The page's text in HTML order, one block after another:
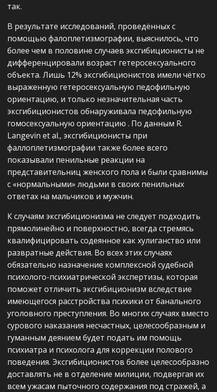
так.
В результате исследований, проведённых с
помощью фалоплетизмографии, выяснилось, что
более чем в половине случаев эксгибиционисты не
дифференцировали возраст гетеросексуального
объекта. Лишь 12% эксгибиционистов имели чётко
выраженную гетеросексуальную педофильную
ориентацию, и только незначительная часть
эксгибиционистов обнаруживала педофильную
гомосексуальную ориентацию . По данным R.
Langevin et al., эксгибиционисты при
фаллоплетизмографии также более всего
показывали пенильные реакции на
представительниц женского пола и были сравнимы
с «нормальными» людьми в своих пенильных
ответах на мальчиков и мужчин.
К случаям эксгибиционизма не следует подходить
прямолинейно и поверхностно, всегда стремясь
квалифицировать содеянное как хулиганство или
развратные действия. Во всех этих случаях
обязательно назначение комплексной судебной
психолого-психиатрической экспертизы, которая
поможет отличить эксгибиционизм вследствие
имеющегося расстройства психики от банального
уголовного преступления. Во многих случаях вместо
сурового наказания несчастных, целесообразным и
гуманным деянием будет подать им помощь
психиатра и психолога для коррекции полового
поведения. Эксгибиционистов более целесообразно
доставлять не в отделение милиции, подвергая их
всем ужасам пыточного содержания под стражей, а